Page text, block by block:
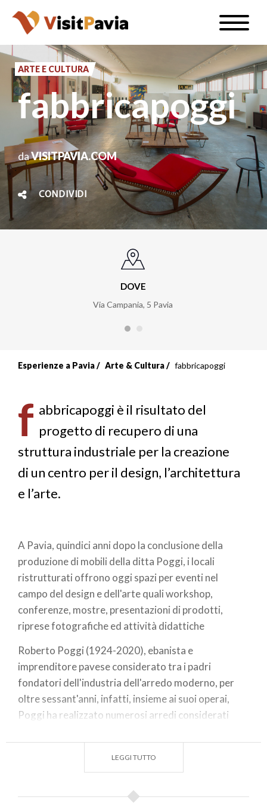
Salta
contenuto
principale
Toggle
IT
#visitpavia
ARTE E CULTURA
fabbricapoggi
daVISITPAVIA.COM
CONDIVIDI
DOVE
Via Campania, 5 Pavia
Esperienze a Pavia Arte & Cultura fabbricapoggi
f abbricapoggi è il risultato del
progetto di recupero di una
struttura industriale per la creazione
di un centro per il design, l’architettura
e l’arte.
​A Pavia, quindici anni dopo la conclusione della
produzione di mobili della ditta Poggi, i locali
ristrutturati offrono oggi spazi per eventi nel
campo del design e dell'arte quali workshop,
conferenze, mostre, presentazioni di prodotti,
riprese fotografiche ed attività didattiche
Roberto Poggi (1924-2020), ebanista e
imprenditore pavese considerato tra i padri
fondatori dell'industria dell'arredo moderno, per
oltre sessant'anni, infatti, insieme ai suoi operai,
Poggi ha realizzato numerosi arredi considerati
Con la sua produzione ha più volte partecipato alla
Triennale di Milano e nel 1955 la sua poltroncina
LEGGI TUTTO